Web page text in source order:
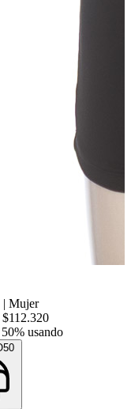
| Mujer
$112.320
50% usando